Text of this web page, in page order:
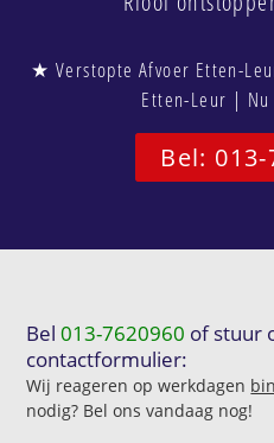
★ Verstopte Afvoer Etten-
Etten-Leur |
Bel:
Bel013-7620960 of stuur
contactformulier:
Wij reageren op werkdagen
nodig? Bel ons vandaag nog!